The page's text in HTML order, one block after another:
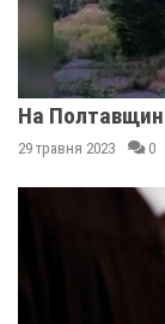
На
29 травня 2023 0